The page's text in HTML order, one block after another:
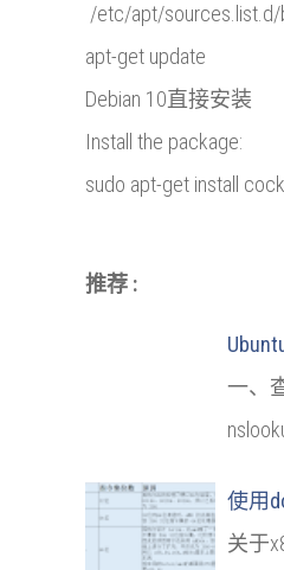
/etc/apt/
apt-get update
Debian 10直接安装
Install the package:
sudo apt-get install
推荐 :
一、
使用
关于